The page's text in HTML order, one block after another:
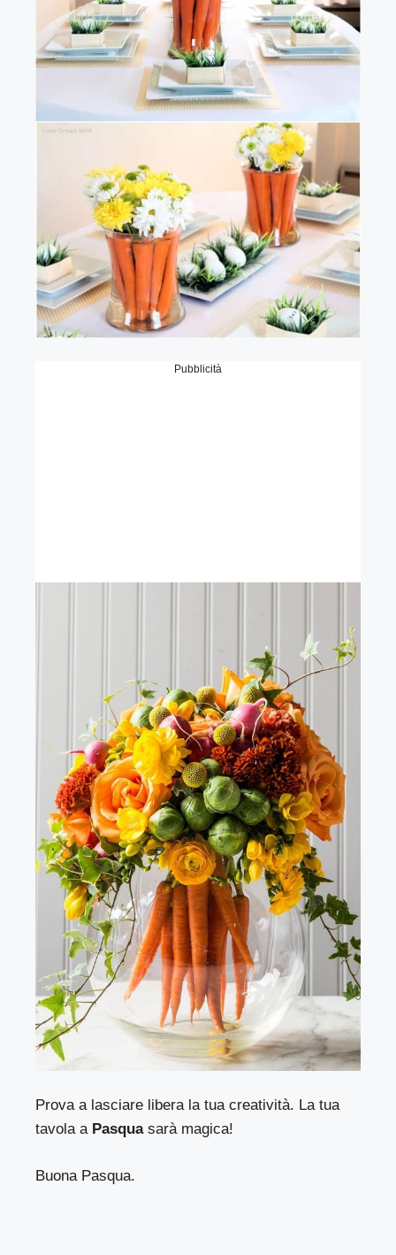
Pubblicità
Prova a lasciare libera la tua creatività. La tua
tavola aPasquasarà magica!
Buona Pasqua.